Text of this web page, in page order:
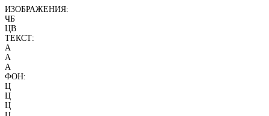
ИЗОБРАЖЕНИЯ:
ЧБ
ЦВ
ТЕКСТ:
A
A
A
ФОН:
Ц
Ц
Ц